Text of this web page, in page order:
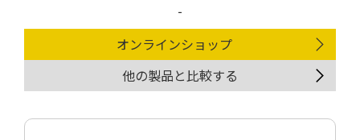
-
オンラインショップ
他の製品と比較する